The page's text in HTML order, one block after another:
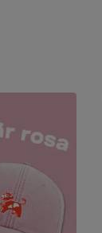
CHOKLADKAKA
HAVREFLARN
CHOKLADSÅS